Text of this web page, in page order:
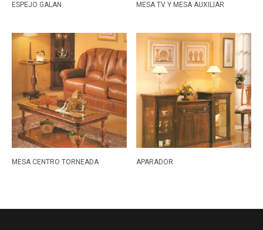
ESPEJO GALAN MESA TV Y MESA AUXILIAR
MESA CENTRO TORNEADA APARADOR